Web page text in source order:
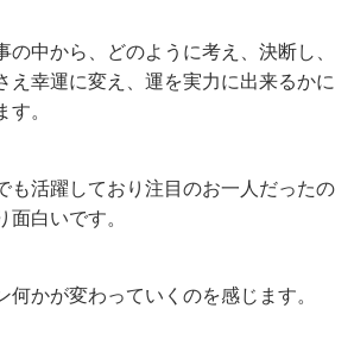
の中から、どのように考え、決断し、
え幸運に変え、運を実力に出来るかに
。
も活躍しており注目のお一人だったの
白いです。
何かが変わっていくのを感じます。